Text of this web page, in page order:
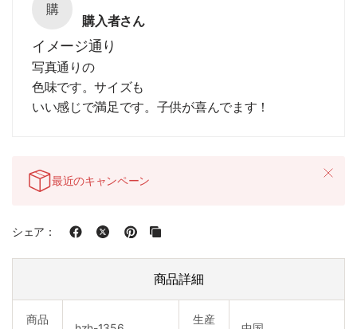
購
購入者さん
イメージ通り
写真通りの
色味です。サイズも
いい感じで満足です。子供が喜んでます！
最近のキャンペーン
シェア：
商品詳細
商品
生産